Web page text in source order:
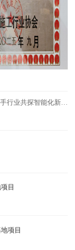
上一篇：鑫融亮相 2025 深圳半导体创新展 携手行业共探智能化新机遇
目
项目